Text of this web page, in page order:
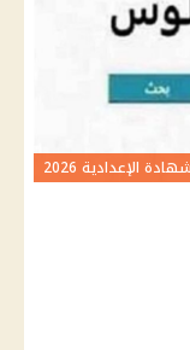
الإعدادية 2026